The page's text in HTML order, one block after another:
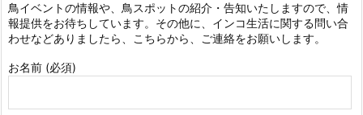
鳥イベントの情報や、鳥スポットの紹介・告知いたしますので、情
報提供をお待ちしています。その他に、インコ生活に関する問い合
わせなどありましたら、こちらから、ご連絡をお願いします。
お名前 (必須)